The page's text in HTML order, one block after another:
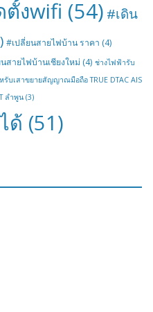
ตั้งwifi (54) #เดิน
#เปลี่ยนสายไฟบ้าน ราคา (4)
สายไฟบ้านเชียงใหม่ (4) ช่างไฟฟ้ารับ
บเสาขยายสัญญาณมือถือ TRUE DTAC AIS
ลำพูน (3)
ด้ (51)